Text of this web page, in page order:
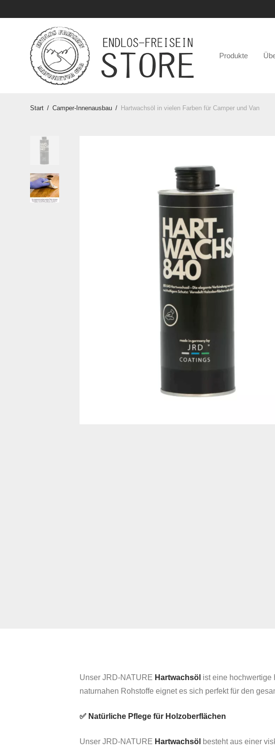
Produkte
Start / Camper-Innenausbau / Hartwachsöl in vielen Farben für Camper und Van
Unser JRD-NATURE Hartwachsöl ist eine hochwertige
naturnahen Rohstoffe eignet es sich perfekt für den
✅ Natürliche Pflege für Holzoberflächen
Unser JRD-NATURE Hartwachsöl besteht aus einer